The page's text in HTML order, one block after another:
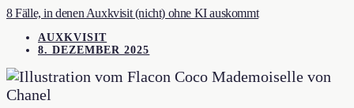
8 Fälle, in denen Auxkvisit (nicht) ohne KI auskommt
AUXKVISIT
8. DEZEMBER 2025